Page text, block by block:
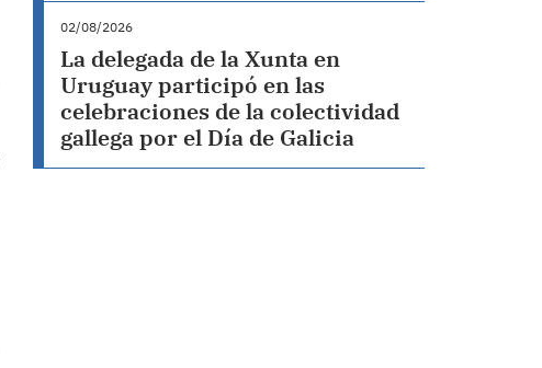
02/08/2026
La delegada de la Xunta en
Uruguay participó en las
celebraciones de la colectividad
gallega por el Día de Galicia